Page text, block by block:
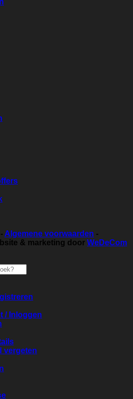
- Algemene voorwaarden -
& marketing door WeDeCom
/ Inloggen
vergeten